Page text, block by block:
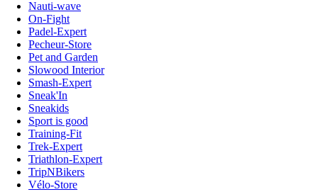
Nauti-wave
On-Fight
Padel-Expert
Pecheur-Store
Pet and Garden
Slowood Interior
Smash-Expert
Sneak'In
Sneakids
Sport is good
Training-Fit
Trek-Expert
Triathlon-Expert
TripNBikers
Vélo-Store